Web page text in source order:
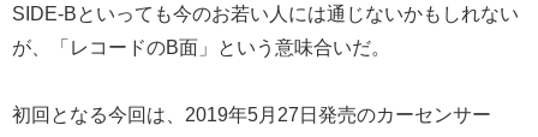
SIDE-Bといっても今のお若い人には通じないかもしれない
が、「レコードのB面」という意味合いだ。
初回となる今回は、2019年5月27日発売のカーセンサー